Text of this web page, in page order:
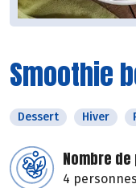
Smoothie
Dessert Hiver
Nombre
4 personnes